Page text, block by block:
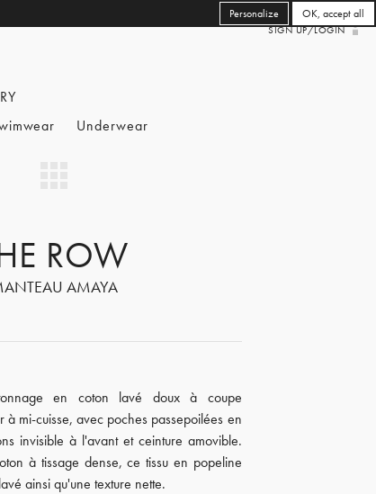
Underwear
SIGN UP/LOGIN
ROW
AMAYA
en coton lavé doux à coupe
à mi-cuisse, avec poches passepoilées en
invisible à l'avant et ceinture amovible.
à tissage dense, ce tissu en popeline
ainsi qu'une texture nette.
OK, accept all
Personalize